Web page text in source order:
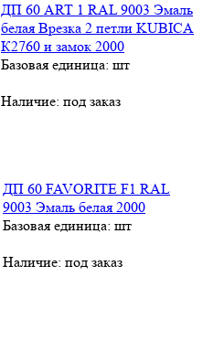
ДП 60 ART 1 RAL 9003 Эмаль
белая Врезка 2 петли KUBICA
К2760 и замок 2000
Базовая единица: шт
Наличие: под заказ
ДП 60 FAVORITE F1 RAL
9003 Эмаль белая 2000
Базовая единица: шт
Наличие: под заказ